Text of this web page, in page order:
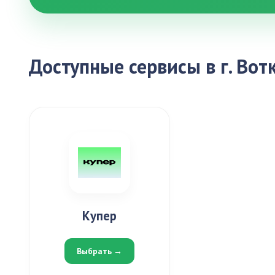
Доступные сервисы в г.
Купер
Выбрать →